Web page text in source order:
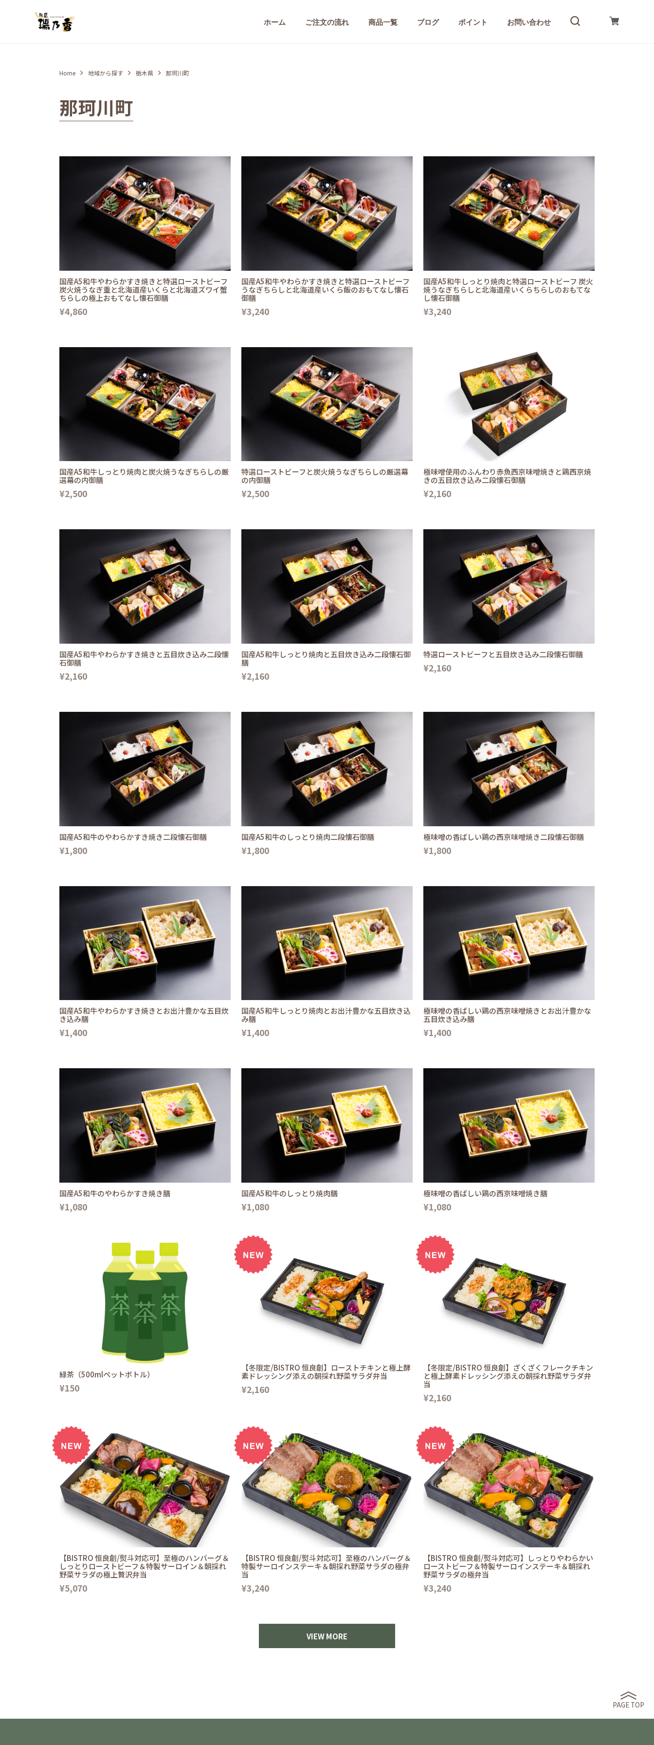
ホーム ご注文の流れ 商品一覧 ブログ ポイント お問い合わせ
Home 地域から探す 栃木県 那珂川町
那珂川町
国産A5和牛やわらかすき焼きと特選ローストビーフ
炭火焼うなぎ重と北海道産いくらと北海道ズワイ蟹
ちらしの極上おもてなし懐石御膳
¥4,860
国産A5和牛やわらかすき焼きと特選ローストビーフ
うなぎちらしと北海道産いくら飯のおもてなし懐石
御膳
¥3,240
国産A5和牛しっとり焼肉と特選ローストビーフ 炭火
焼うなぎちらしと北海道産いくらちらしのおもてな
し懐石御膳
¥3,240
国産A5和牛しっとり焼肉と炭火焼うなぎちらしの厳
選幕の内御膳
¥2,500
特選ローストビーフと炭火焼うなぎちらしの厳選幕
の内御膳
¥2,500
極味噌使用のふんわり赤魚西京味噌焼きと鶏西京焼
きの五目炊き込み二段懐石御膳
¥2,160
国産A5和牛やわらかすき焼きと五目炊き込み二段懐
石御膳
¥2,160
国産A5和牛しっとり焼肉と五目炊き込み二段懐石御
膳
¥2,160
特選ローストビーフと五目炊き込み二段懐石御膳
¥2,160
国産A5和牛のやわらかすき焼き二段懐石御膳
¥1,800
国産A5和牛のしっとり焼肉二段懐石御膳
¥1,800
極味噌の香ばしい鶏の西京味噌焼き二段懐石御膳
¥1,800
国産A5和牛やわらかすき焼きとお出汁豊かな五目炊
き込み膳
¥1,400
国産A5和牛しっとり焼肉とお出汁豊かな五目炊き込
み膳
¥1,400
極味噌の香ばしい鶏の西京味噌焼きとお出汁豊かな
五目炊き込み膳
¥1,400
国産A5和牛のやわらかすき焼き膳
¥1,080
国産A5和牛のしっとり焼肉膳
¥1,080
極味噌の香ばしい鶏の西京味噌焼き膳
¥1,080
緑茶（500mlペットボトル）
¥150
【冬限定/BISTRO 恒良創】ローストチキンと極上酵
素ドレッシング添えの朝採れ野菜サラダ弁当
¥2,160
【冬限定/BISTRO 恒良創】ざくざくフレークチキン
と極上酵素ドレッシング添えの朝採れ野菜サラダ弁
当
¥2,160
【BISTRO 恒良創/熨斗対応可】至極のハンバーグ＆
しっとりローストビーフ＆特製サーロイン＆朝採れ
野菜サラダの極上贅沢弁当
¥5,070
【BISTRO 恒良創/熨斗対応可】至極のハンバーグ＆
特製サーロインステーキ＆朝採れ野菜サラダの極弁
当
¥3,240
【BISTRO 恒良創/熨斗対応可】しっとりやわらかい
ローストビーフ＆特製サーロインステーキ＆朝採れ
野菜サラダの極弁当
¥3,240
VIEW MORE
PAGE TOP